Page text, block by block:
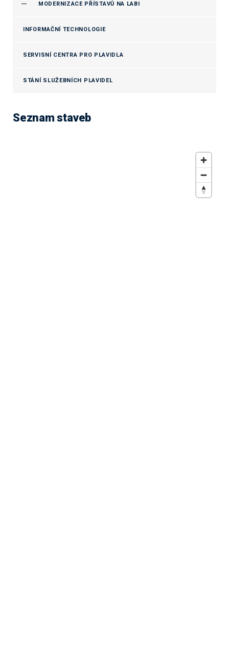
MODERNIZACE PŘÍSTAVŮ NA LABI
INFORMAČNÍ TECHNOLOGIE
SERVISNÍ CENTRA PRO PLAVIDLA
STÁNÍ SLUŽEBNÍCH PLAVIDEL
Seznam staveb